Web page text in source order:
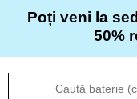
Articole
Despre
Poți veni la
50%